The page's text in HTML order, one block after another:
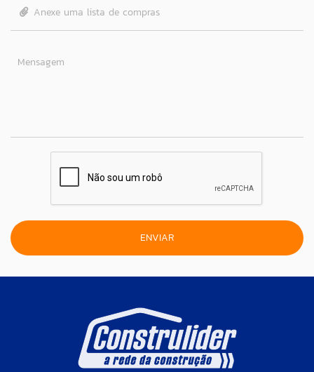
Anexe uma lista de compras
Mensagem